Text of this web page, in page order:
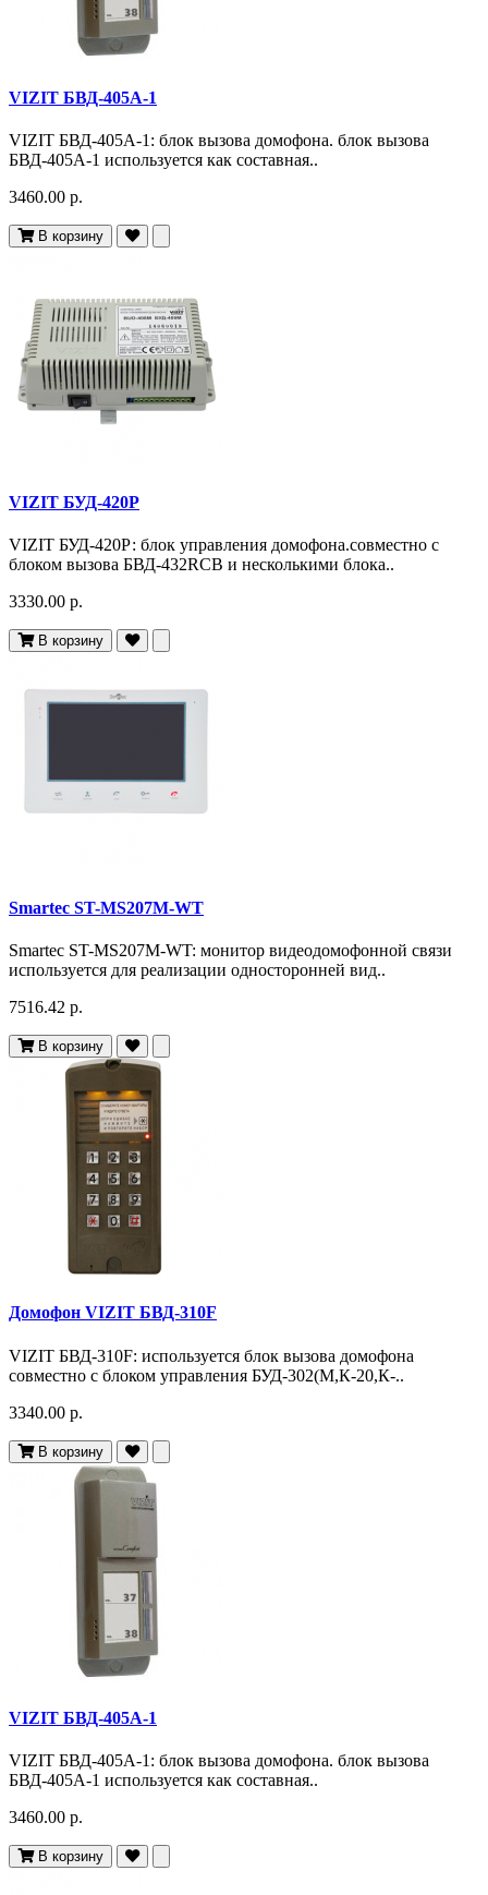
VIZIT БВД-405А-1
VIZIT БВД-405А-1: блок вызова домофона. блок вызова
БВД-405А-1 используется как составная..
3460.00 р.
В корзину
VIZIT БУД-420Р
VIZIT БУД-420Р: блок управления домофона.совместно с
блоком вызова БВД-432RCB и несколькими блока..
3330.00 р.
В корзину
Smartec ST-MS207M-WT
Smartec ST-MS207M-WT: монитор видеодомофонной связи
используется для реализации односторонней вид..
7516.42 р.
В корзину
Домофон VIZIT БВД-310F
VIZIT БВД-310F: используется блок вызова домофона
совместно с блоком управления БУД-302(М,К-20,К-..
3340.00 р.
В корзину
VIZIT БВД-405А-1
VIZIT БВД-405А-1: блок вызова домофона. блок вызова
БВД-405А-1 используется как составная..
3460.00 р.
В корзину